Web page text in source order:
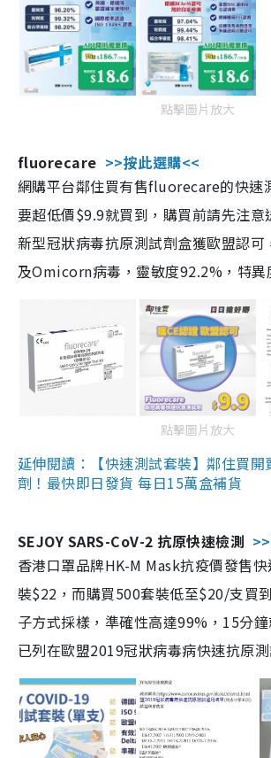
點擊圖片放大
fluorecare >>按此選購<<
網購平台鄰住買有售fluorecare的快速
要超低價$9.9就買到，購買前請先注意
新型冠狀病毒抗原測試劑盒獲歐盟認
及Omicorn病毒，靈敏度92.2%，特異
點擊圖片放大
延伸閱讀：【快速測試套裝】鄰住買開
劑！最快即日發貨 每日15萬盒補貨
SEJOY SARS-CoV-2 抗原快速檢測
香港口罩品牌HK-M Mask抗疫價發售
裝$22，而購買500套裝低至$20/支買
子方式採樣，準確性高達99%，15分
已列在歐盟2019冠狀病毒病快速抗原